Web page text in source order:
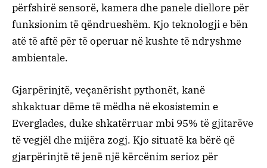
përfshirë sensorë, kamera dhe panele diellore për
funksionim të qëndrueshëm. Kjo teknologji e bën
atë të aftë për të operuar në kushte të ndryshme
ambientale.
Gjarpërinjtë, veçanërisht pythonët, kanë
shkaktuar dëme të mëdha në ekosistemin e
Everglades, duke shkatërruar mbi 95% të gjitarëve
të vegjël dhe mijëra zogj. Kjo situatë ka bërë që
gjarpërinjtë të jenë një kërcënim serioz për